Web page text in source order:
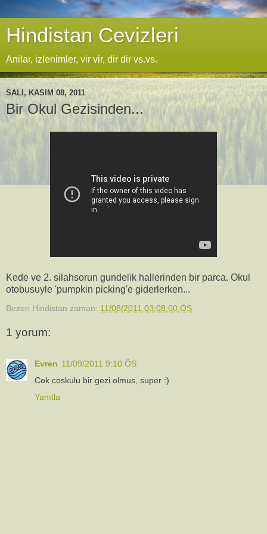
Hindistan Cevizleri
Anilar, izlenimler, vir vir, dir dir vs.vs.
SALI, KASIM 08, 2011
Bir Okul Gezisinden...
Kede ve 2. silahsorun gundelik hallerinden bir parca. Okul
otobusuyle 'pumpkin picking'e giderlerken...
Bezen Hindistan zaman: 11/08/2011 03:08:00 ÖS
1 yorum:
Evren 11/09/2011 9:10 ÖS
Cok coskulu bir gezi olmus, super :)
Yanıtla